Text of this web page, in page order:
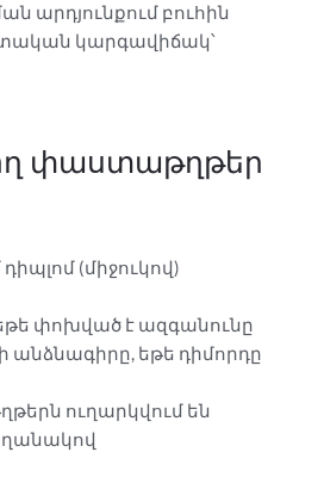
արդյունքում բուհին
կարգավիճակ՝
փաստաթղթեր
(միջուկով)
փոխված է ազգանունը
անձնագիրը, եթե դիմորդը
ուղարկվում են